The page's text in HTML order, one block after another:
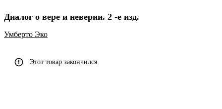
Диалог о вере и неверии. 2 -е изд.
Умберто Эко
Этот товар закончился